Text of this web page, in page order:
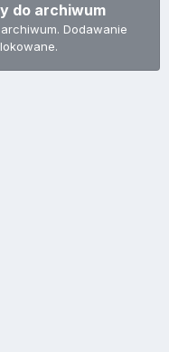
do archiwum
Dodawanie